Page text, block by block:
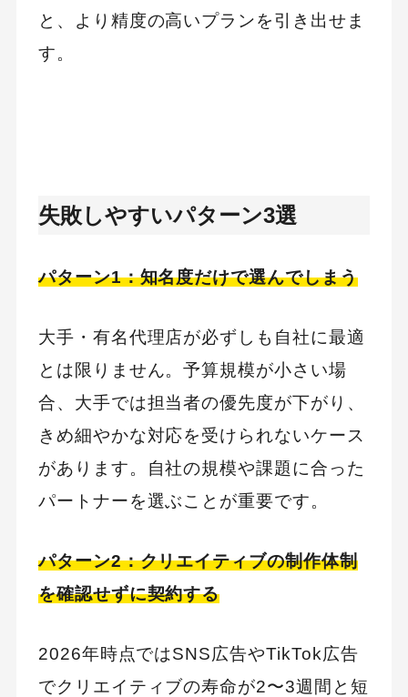
と、より精度の高いプランを引き出せま
す。
失敗しやすいパターン3選
パターン1：知名度だけで選んでしまう
大手・有名代理店が必ずしも自社に最適
とは限りません。予算規模が小さい場
合、大手では担当者の優先度が下がり、
きめ細やかな対応を受けられないケース
があります。自社の規模や課題に合った
パートナーを選ぶことが重要です。
パターン2：クリエイティブの制作体制
を確認せずに契約する
2026年時点ではSNS広告やTikTok広告
でクリエイティブの寿命が2〜3週間と短